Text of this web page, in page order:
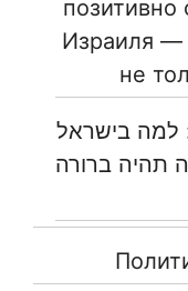
позитивно
Израиля —
не
למה בישראל
תהיה ברורה